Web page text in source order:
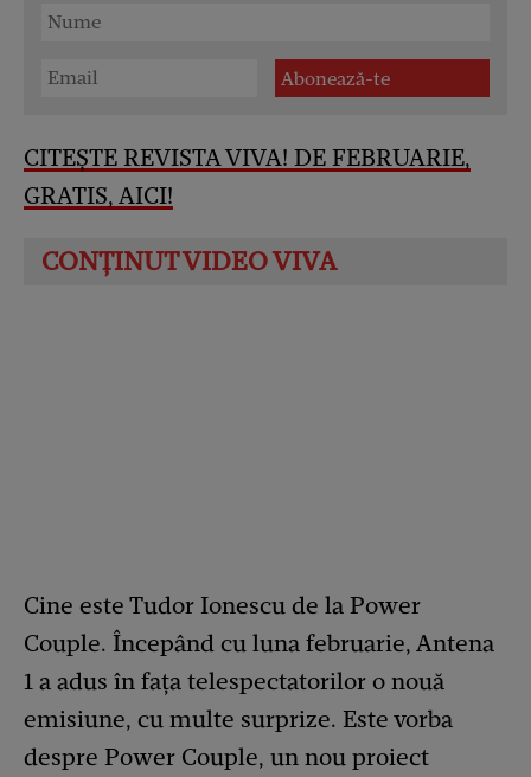
CITEȘTE REVISTA VIVA! DE FEBRUARIE,
GRATIS, AICI!
Cine este Tudor Ionescu de la Power
Couple. Începând cu luna februarie, Antena
1 a adus în fața telespectatorilor o nouă
emisiune, cu multe surprize. Este vorba
despre Power Couple, un nou proiect